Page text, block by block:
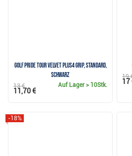
Golf Pride Tour Velvet Plus4 Grip, Standard,
Schwarz
Auf Lager> 10Stk.
13 €
11,70 €
19
17
-18%